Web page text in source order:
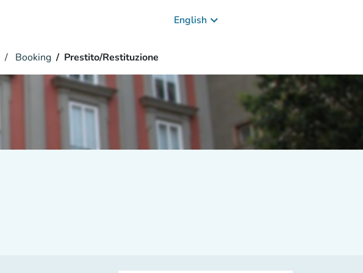
English keyboard_arrow_down
Booking Prestito/Restituzione